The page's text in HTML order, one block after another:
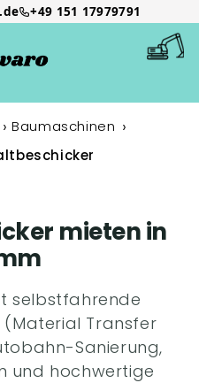
+49 151 17979791
Baumaschinen
mieten in
selbstfahrende
Transfer
Sanierung,
und hochwertige